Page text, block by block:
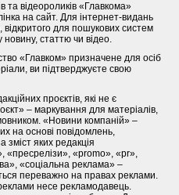
та відеороликів «Главкома»
на сайт. Для інтернет-видань
для пошукових систем
статтю чи відео.
«Главком» призначене для осіб
ви підтверджуєте свою
проєктів, які не є
– маркування для матеріалів,
«Новини компаній» –
на основі повідомлень,
зміст яких редакція
«пресрелізи», «promo», «pr»,
«соціальна реклама» –
переважно на правах реклами.
реклами несе рекламодавець.